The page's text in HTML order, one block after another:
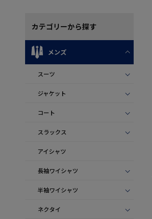
カテゴリーから探す
メンズ
スーツ
ジャケット
コート
スラックス
アイシャツ
長袖ワイシャツ
半袖ワイシャツ
ネクタイ